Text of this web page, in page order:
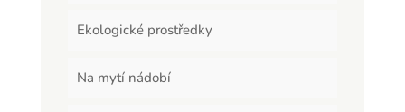
Ekologické prostředky
Na mytí nádobí